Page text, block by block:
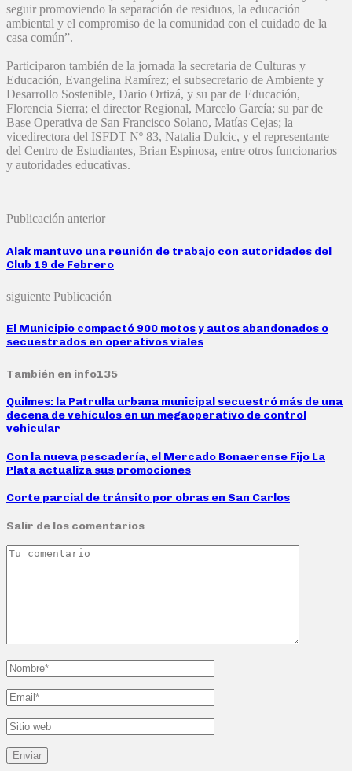
seguir promoviendo la separación de residuos, la educación
ambiental y el compromiso de la comunidad con el cuidado de la
casa común”.
Participaron también de la jornada la secretaria de Culturas y
Educación, Evangelina Ramírez; el subsecretario de Ambiente y
Desarrollo Sostenible, Dario Ortizá, y su par de Educación,
Florencia Sierra; el director Regional, Marcelo García; su par de
Base Operativa de San Francisco Solano, Matías Cejas; la
vicedirectora del ISFDT Nº 83, Natalia Dulcic, y el representante
del Centro de Estudiantes, Brian Espinosa, entre otros funcionarios
y autoridades educativas.
Publicación anterior
Alak mantuvo una reunión de trabajo con autoridades del
Club 19 de Febrero
siguiente Publicación
El Municipio compactó 900 motos y autos abandonados o
secuestrados en operativos viales
También en info135
Quilmes: la Patrulla urbana municipal secuestró más de una
decena de vehículos en un megaoperativo de control
vehicular
Con la nueva pescadería, el Mercado Bonaerense Fijo La
Plata actualiza sus promociones
Corte parcial de tránsito por obras en San Carlos
Salir de los comentarios